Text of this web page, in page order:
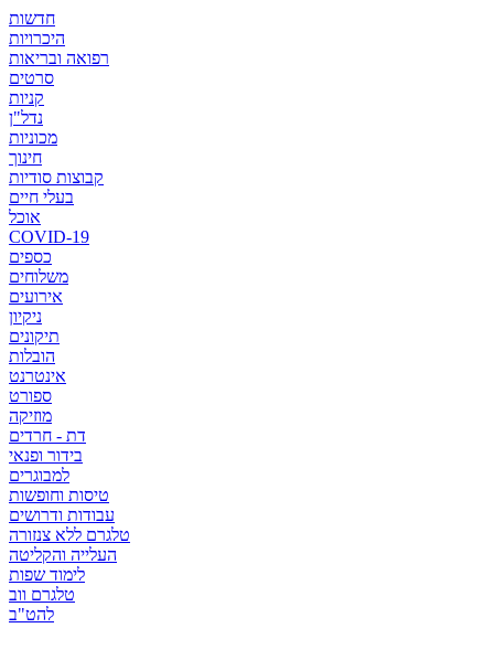
חדשות
היכרויות
רפואה ובריאות
סרטים
קניות
נדל"ן
מכוניות
חינוך
קבוצות סודיות
בעלי חיים
אוכל
COVID-19
כספים
משלוחים
אירועים
ניקיון
תיקונים
הובלות
אינטרנט
ספורט
מוזיקה
דת - חרדים
בידור ופנאי
למבוגרים
טיסות וחופשות
עבודות ודרושים
טלגרם ללא צנזורה
העלייה והקליטה
לימוד שפות
טלגרם ווב
להט"ב